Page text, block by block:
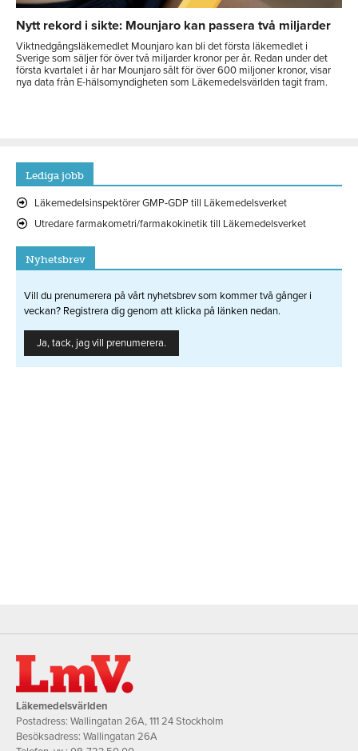
Nytt rekord i sikte: Mounjaro kan passera två miljarder
Viktnedgångsläkemedlet Mounjaro kan bli det första läkemedlet i
Sverige som säljer för över två miljarder kronor per år. Redan under det
första kvartalet i år har Mounjaro sålt för över 600 miljoner kronor, visar
nya data från E-hälsomyndigheten som Läkemedelsvärlden tagit fram.
Lediga jobb
Läkemedelsinspektörer GMP-GDP till Läkemedelsverket
Utredare farmakometri/farmakokinetik till Läkemedelsverket
Nyhetsbrev
Vill du prenumerera på vårt nyhetsbrev som kommer två gånger i
veckan? Registrera dig genom att klicka på länken nedan.
Ja, tack, jag vill prenumerera.
Läkemedelsvärlden
Postadress: Wallingatan 26A, 111 24 Stockholm
Besöksadress: Wallingatan 26A